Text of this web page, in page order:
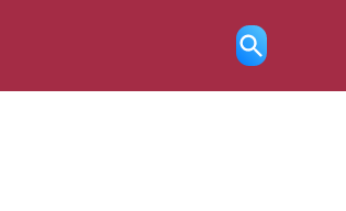
Ricerca
aperta